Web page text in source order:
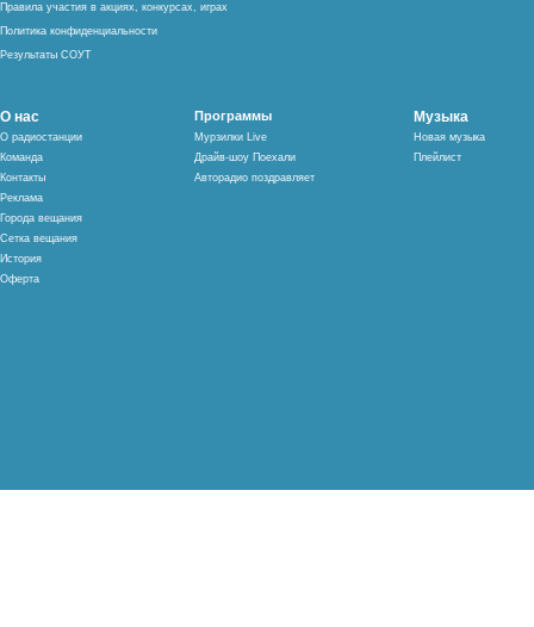
Правила участия в акциях, конкурсах, играх
Политика конфиденциальности
Результаты СОУТ
О нас
О радиостанции
Команда
Контакты
Реклама
Города вещания
Сетка вещания
История
Оферта
Программы
Мурзилки Live
Драйв-шоу Поехали
Авторадио поздравляет
Музыка
Новая музыка
Плейлист